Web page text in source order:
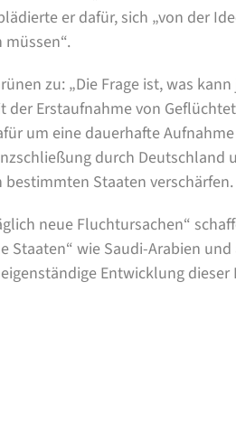
er dafür, sich „von der
zu: „Die Frage ist, was
Erstaufnahme von
um eine dauerhafte
durch Deutschland
Staaten verschärfen.
neue Fluchtursachen“
Staaten“ wie Saudi-Arabien und
Entwicklung dieser